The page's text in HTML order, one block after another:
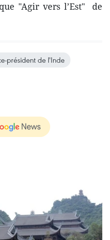
"Agir vers l’Est" de
président de l'Inde